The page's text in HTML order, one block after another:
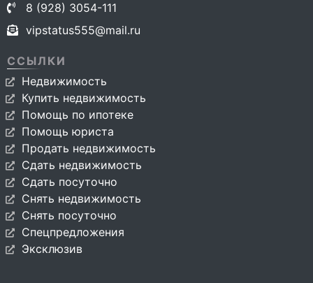
8 (928) 3054-111
vipstatus555@mail.ru
ССЫЛКИ
Недвижимость
Купить недвижимость
Помощь по ипотеке
Помощь юриста
Продать недвижимость
Сдать недвижимость
Сдать посуточно
Снять недвижимость
Снять посуточно
Спецпредложения
Эксклюзив